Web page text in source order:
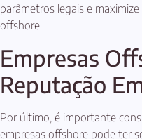
parâmetros legais e
offshore.
Empresas
Reputação
Por último, é importante
empresas offshore pode ter